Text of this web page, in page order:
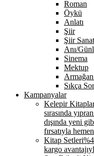
Roman
Öykü
Anlatı
Şiir
Şiir
Anı/
Sinema
Mektup
Sıkça
Kampanyalar
Kelepir
sırasında
dışında yeni
fırsatıyla
Kitap Setleri
kargo